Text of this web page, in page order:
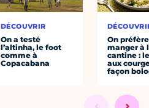
DÉCOUVRIR
On a testé
l’altinha, le foot
comme à
Copacabana
On préfère
manger à
cantine :
aux
façon